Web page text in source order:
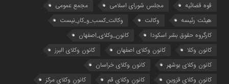
قوه قضائیه
مجلس شورای اسلامی
مجمع عمومی
هیئت رئیسه
وکالت
وکالت_کسب_و_کار_نیست
کارگروه حقوق بشر اسکودا
کانون_وکلای_اصفهان
کانون وکلا
کانون وکلای اصفهان
کانون وکلای البرز
کانون وکلای بوشهر
کانون وکلای خراسان
کانون وکلای قزوین
کانون وکلای قم کانون وکلای مرکز